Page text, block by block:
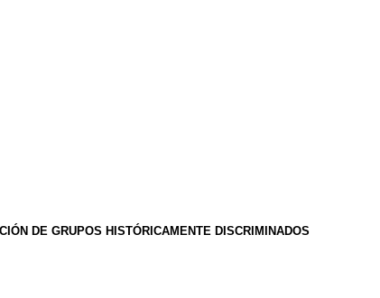
DE GRUPOS HISTÓRICAMENTE DISCRIMINADOS